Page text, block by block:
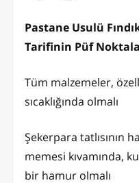
Pastane Usulü
Tarifinin Püf
Tüm malzemeler,
sıcaklığında olmalı
Şekerpara tatlısının
memesi kıvamında,
bir hamur olmalı